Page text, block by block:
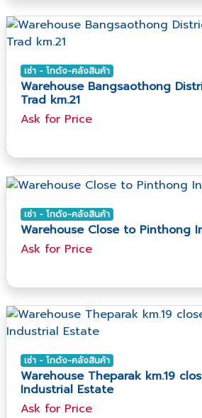
เช่า - โกดัง-คลังสินค้า
Warehouse Bangsaothong
Trad km.21
Ask​ for​ Price
เช่า - โกดัง-คลังสินค้า
Warehouse Close to Pinthong
Ask​ for​ Price
เช่า - โกดัง-คลังสินค้า
Warehouse Theparak km.19
Industrial Estate
Ask​ for​ Price